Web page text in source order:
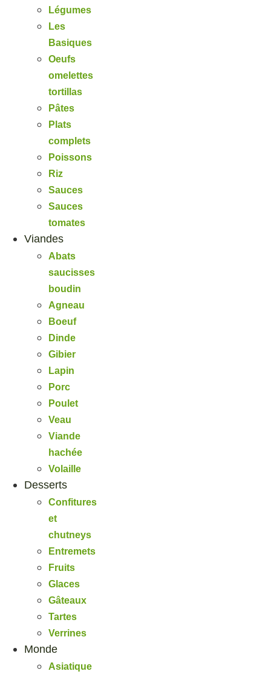
Légumes
Les
Basiques
Oeufs
omelettes
tortillas
Pâtes
Plats
complets
Poissons
Riz
Sauces
Sauces
tomates
Viandes
Abats
saucisses
boudin
Agneau
Boeuf
Dinde
Gibier
Lapin
Porc
Poulet
Veau
Viande
hachée
Volaille
Desserts
Confitures
et
chutneys
Entremets
Fruits
Glaces
Gâteaux
Tartes
Verrines
Monde
Asiatique